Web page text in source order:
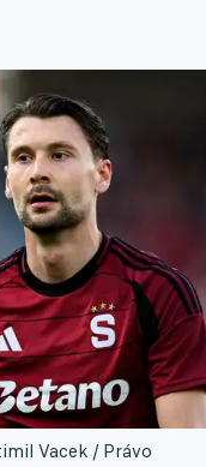
Vacek / Právo